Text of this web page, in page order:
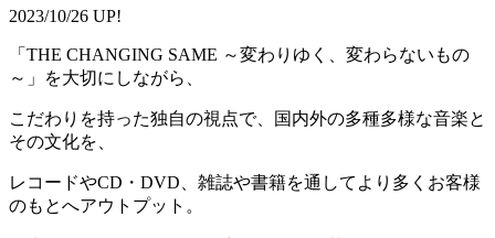
2023/10/26 UP!
「THE CHANGING SAME ～変わりゆく、変わらないもの
～」を大切にしながら、
こだわりを持った独自の視点で、国内外の多種多様な音楽と
その文化を、
レコードやCD・DVD、雑誌や書籍を通してより多くお客様
のもとへアウトプット。